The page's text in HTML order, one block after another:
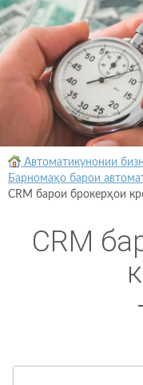
Автоматикунонии
Барномаҳо барои
CRM барои брокерҳои
CRM